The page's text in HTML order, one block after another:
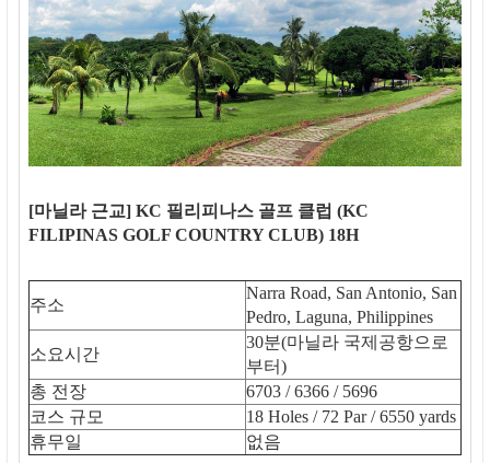
[마닐라 근교] KC 필리피나스 골프 클럽 (KC
FILIPINAS GOLF COUNTRY CLUB) 18H
주소
Narra Road, San Antonio, San
Pedro, Laguna, Philippines
소요시간
30분(마닐라 국제공항으로
부터)
총 전장
6703 / 6366 / 5696
코스 규모
18 Holes / 72 Par / 6550 yards
휴무일
없음